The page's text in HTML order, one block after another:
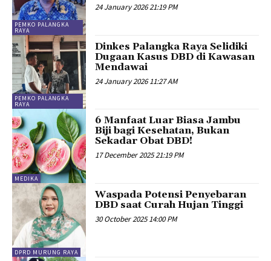
PEMKO PALANGKA
RAYA
24 January 2026 21:19 PM
PEMKO PALANGKA
RAYA
Dinkes Palangka Raya Selidiki
Dugaan Kasus DBD di Kawasan
Mendawai
24 January 2026 11:27 AM
MEDIKA
6 Manfaat Luar Biasa Jambu
Biji bagi Kesehatan, Bukan
Sekadar Obat DBD!
17 December 2025 21:19 PM
DPRD MURUNG RAYA
Waspada Potensi Penyebaran
DBD saat Curah Hujan Tinggi
30 October 2025 14:00 PM